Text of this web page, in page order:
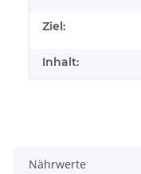
Ziel:
Inhalt:
Nährwerte